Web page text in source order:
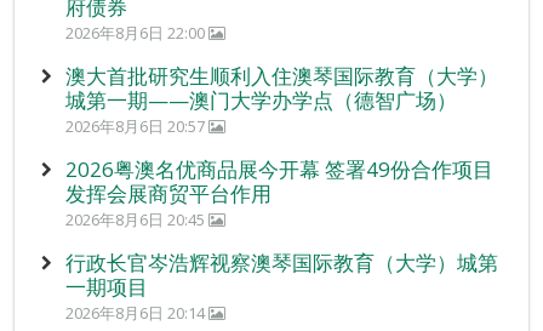
府债券
2026年8月6日 22:00
澳大首批研究生顺利入住澳琴国际教育（大学）
城第一期——澳门大学办学点（德智广场）
2026年8月6日 20:57
2026粤澳名优商品展今开幕 签署49份合作项目
发挥会展商贸平台作用
2026年8月6日 20:45
行政长官岑浩辉视察澳琴国际教育（大学）城第
一期项目
2026年8月6日 20:14